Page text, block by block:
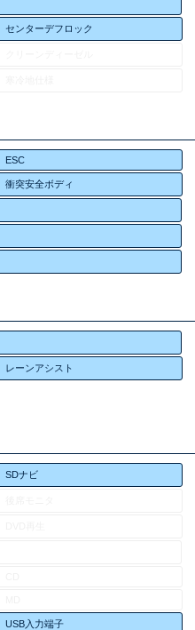
センターデフロック
ESC
衝突安全ボディ
レーンアシスト
SDナビ
USB入力端子